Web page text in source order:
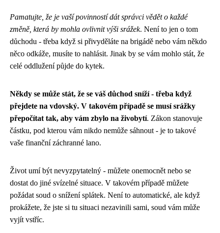
Pamatujte, že je vaší povinností dát správci vědět o každé
změně, která by mohla ovlivnit výši srážek. Není to jen o tom
důchodu - třeba když si přivyděláte na brigádě nebo vám někdo
něco odkáže, musíte to nahlásit. Jinak by se vám mohlo stát, že
celé oddlužení půjde do kytek.
Někdy se může stát, že se váš důchod sníží - třeba když
přejdete na vdovský. V takovém případě se musí srážky
přepočítat tak, aby vám zbylo na živobytí. Zákon stanovuje
částku, pod kterou vám nikdo nemůže sáhnout - je to takové
vaše finanční záchranné lano.
Život umí být nevyzpytatelný - můžete onemocnět nebo se
dostat do jiné svízelné situace. V takovém případě můžete
požádat soud o snížení splátek. Není to automatické, ale když
prokážete, že jste si tu situaci nezavinili sami, soud vám může
vyjít vstříc.